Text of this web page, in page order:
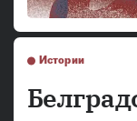
Истории